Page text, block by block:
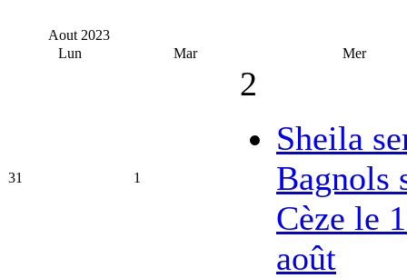
Aout 2023
Lun
Mar Mer
31 1
2
Sheila
Bagnols
Cèze le
août